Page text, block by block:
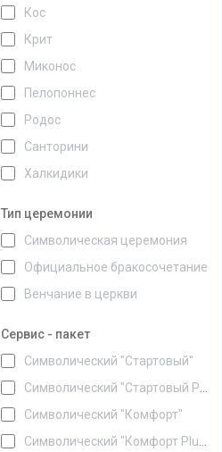
Кос
Крит
Миконос
Пелопоннес
Родос
Санторини
Халкидики
Тип церемонии
Символическая церемония
Официальное бракосочетание
Венчание в церкви
Сервис - пакет
Символический "Стартовый"
Символический "Стартовый Plus"
Символический "Комфорт"
Символический "Комфорт Plus"